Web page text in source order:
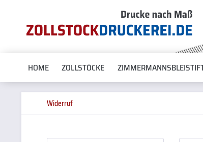
HOME ZOLLSTÖCKE
Widerruf